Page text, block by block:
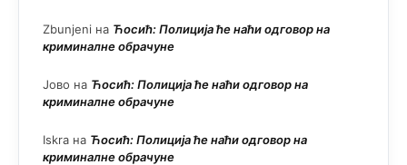
Zbunjeni на Ћосић: Полиција ће наћи одговор на
криминалне обрачуне
Јово на Ћосић: Полиција ће наћи одговор на
криминалне обрачуне
Iskra на Ћосић: Полиција ће наћи одговор на
криминалне обрачуне